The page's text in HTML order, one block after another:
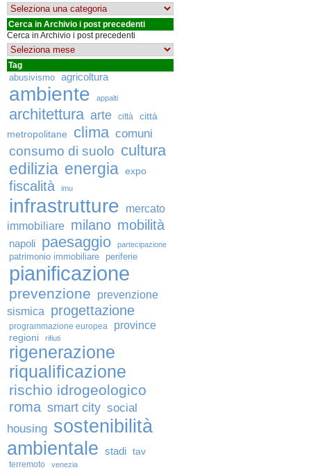
Cerca in Archivio i post precedenti
Cerca in Archivio i post precedenti
Tag
abusivismo agricoltura
ambiente appalti
architettura arte città
città
metropolitane
clima comuni
consumo di suolo cultura
edilizia energia expo
fiscalità imu
infrastrutture
mercato
immobiliare milano mobilità
napoli paesaggio partecipazione
patrimonio immobiliare periferie
pianificazione
prevenzione
prevenzione
sismica
progettazione
programmazione europea province
regioni rifiuti
rigenerazione
riqualificazione
rischio idrogeologico
roma smart city social
housing sostenibilità
ambientale stadi tav
terremoto venezia